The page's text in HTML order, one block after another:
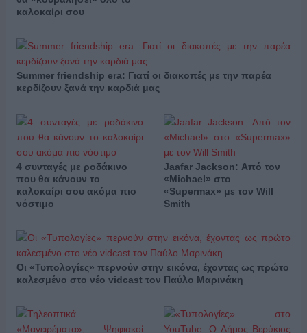
καλοκαίρι σου
Summer friendship era: Γιατί οι διακοπές με την παρέα
κερδίζουν ξανά την καρδιά μας
4 συνταγές με ροδάκινο
που θα κάνουν το
καλοκαίρι σου ακόμα πιο
νόστιμο
Jaafar Jackson: Από τον
«Michael» στο
«Supermax» με τον Will
Smith
Οι «Τυπολογίες» περνούν στην εικόνα, έχοντας ως πρώτο
καλεσμένο στο νέο vidcast τον Παύλο Μαρινάκη